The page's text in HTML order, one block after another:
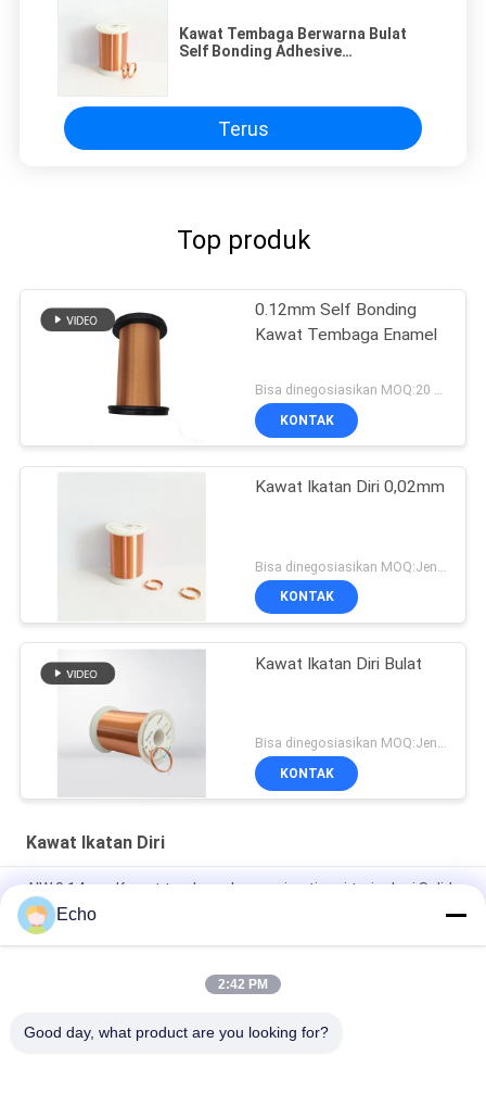
Kawat Tembaga Berwarna Bulat
Self Bonding Adhesive
Terus
Top produk
0.12mm Self Bonding
Kawat Tembaga Enamel
KONTAK
Kawat Ikatan Diri 0,02mm
KONTAK
Kawat Ikatan Diri Bulat
Bisa dinegosiasikan MOQ:Jenis yang berbeda dengan MOQ berbeda
KONTAK
Kawat Ikatan Diri
AIW 0,14mm Kawat tembaga kemurnian tinggi terisolasi Solid
enamel
AIW220 0.14mm Hot Wind Enameled Copper Wire untuk Listrik
Gauge 35 AWG Kawat tembaga enamel Kawat magnet yang
Echo
2:42 PM
Good day, what product are you looking for?